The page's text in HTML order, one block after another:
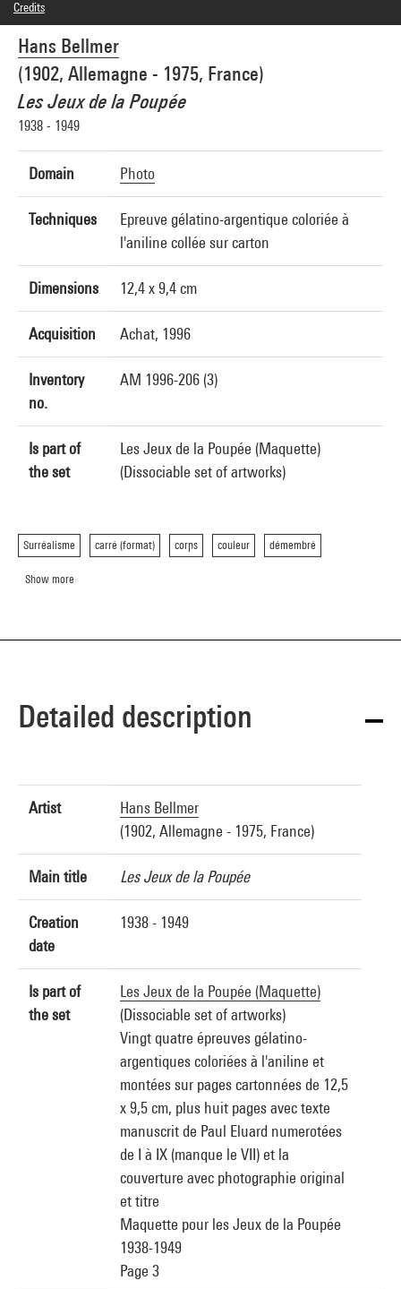
Hans Bellmer
(1902, Allemagne - 1975, France)
Les Jeux de la Poupée
1938 - 1949
Domain Photo
Techniques
Epreuve gélatino-argentique coloriée à
l'aniline collée sur carton
Dimensions 12,4 x 9,4 cm
Acquisition Achat, 1996
Inventory
no.
AM 1996-206 (3)
Is part of
the set
Les Jeux de la Poupée (Maquette)
(Dissociable set of artworks)
Surréalisme carré (format) corps couleur démembré
Show more
Credits
© Adagp, Paris
Photo credits : Centre Pompidou, MNAM-CCI/Hélène Mauri/Dist. GrandPalaisRmn
Image reference : 4Y06959
Image presentation :GrandPalaisRmnPhoto
Detailed description
Artist
Hans Bellmer
(1902, Allemagne - 1975, France)
Main title Les Jeux de la Poupée
Creation
date
1938 - 1949
Is part of
the set
Les Jeux de la Poupée (Maquette)
(Dissociable set of artworks)
Vingt quatre épreuves gélatino-
argentiques coloriées à l'aniline et
montées sur pages cartonnées de 12,5
x 9,5 cm, plus huit pages avec texte
manuscrit de Paul Eluard numerotées
de I à IX (manque le VII) et la
couverture avec photographie original
et titre
Maquette pour les Jeux de la Poupée
1938-1949
Page 3